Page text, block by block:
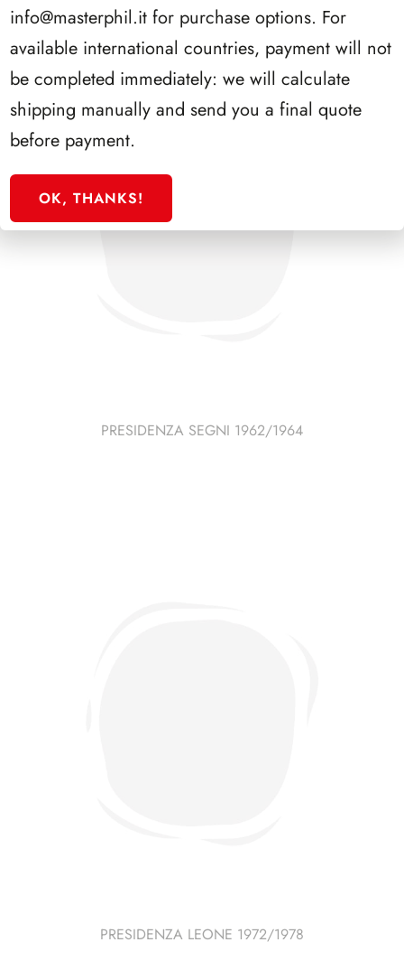
PRESIDENZA SEGNI 1962/1964
PRESIDENZA LEONE 1972/1978
info@masterphil.it for purchase options. For
available international countries, payment will not
be completed immediately: we will calculate
shipping manually and send you a final quote
before payment.
OK, THANKS!